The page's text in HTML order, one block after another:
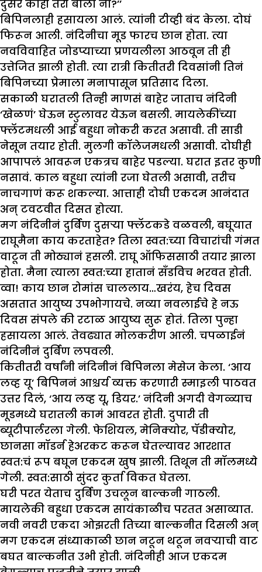
दुसरं काही तरी बोला ना?’’
बिपिनलाही हसायला आलं. त्यांनी टीव्ही बंद केला. दोघं
फिरून आली. नंदिनीचा मूड फारच छान होता. त्या
नवविवाहित जोडप्याच्या प्रणयलीला आठवून ती ही
उत्तेजित झाली होती. त्या रात्री कितीतरी दिवसांनी तिनं
बिपिनच्या प्रेमाला मनापासून प्रतिसाद दिला.
सकाळी घरातली तिन्ही माणसं बाहेर जाताच नंदिनी
‘खेळणं’ घेऊन स्टुलावर येऊन बसली. मायलेकींच्या
फ्लॅटमधली आई बहुधा नोकरी करत असावी. ती साडी
नेसून तयार होती. मुलगी कॉलेजमधली असावी. दोघीही
आपापलं आवरून एकत्रच बाहेर पडल्या. घरात इतर कुणी
नसावं. काल बहुधा त्यांनी रजा घेतली असावी, तरीच
नाचगाणं करू शकल्या. आत्ताही दोघी एकदम आनंदात
अन् टवटवीत दिसत होत्या.
मग नंदिनीनं दुर्बिण दुसऱ्या फ्लॅटकडे वळवली, बघूयात
राघूमैना काय करताहेत? तिला स्वत:च्या विचारांची गंमत
वाटून ती मोठ्यानं हसली. राघू ऑफिससाठी तयार झाला
होता. मैना त्याला स्वत:च्या हातानं सँडविच भरवत होती.
व्वा! काय छान रोमांस चाललाय…खरंय, हेच दिवस
असतात आयुष्य उपभोगायचे. नव्या नवलाईचे हे नऊ
दिवस संपले की रटाळ आयुष्य सुरू होतं. तिला पुन्हा
हसायला आलं. तेवढ्यात मोलकरीण आली. चपळाईनं
नंदिनीनं दुर्बिण लपवली.
कितीतरी वर्षांनी नंदिनीनं बिपिनला मेसेज केला. ‘आय
लव्ह यू’ बिपिननं आश्चर्य व्यक्त करणारी स्माइली पाठवत
उत्तर दिलं, ‘आय लव्ह यू, डियर.’ नंदिनी अगदी वेगळ्याच
मूडमध्ये घरातली कामं आवरत होती. दुपारी ती
ब्यूटीपार्लरला गेली. फेशियल, मेनिक्योर, पॅडीक्योर,
छानसा मॉडर्न हेअरकट करून घेतल्यावर आरशात
स्वत:चं रूप बघून एकदम खुष झाली. तिथून ती मॉलमध्ये
गेली. स्वत:साठी सुंदर कुर्ता विकत घेतला.
घरी परत येताच दुर्बिण उचलून बाल्कनी गाठली.
मायलेकी बहुधा एकदम सायंकाळीच परतत असाव्यात.
नवी नवरी एकदा ओझरती तिच्या बाल्कनीत दिसली अन्
मग एकदम संध्याकाळी छान नटून थटून नवऱ्याची वाट
बघत बाल्कनीत उभी होती. नंदिनीही आज एकदम